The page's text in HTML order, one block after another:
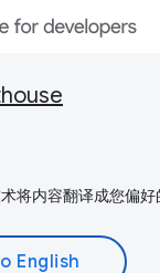
将内容翻译成您偏